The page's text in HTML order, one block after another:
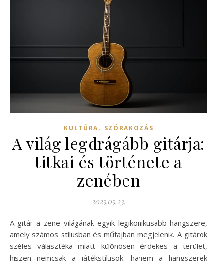
KULTÚRA, SZÓRAKOZÁS
A világ legdrágább gitárja:
titkai és története a
zenében
2025.05.23.
A gitár a zene világának egyik legikonikusabb hangszere,
amely számos stílusban és műfajban megjelenik. A gitárok
széles választéka miatt különösen érdekes a terület,
hiszen nemcsak a játékstílusok, hanem a hangszerek